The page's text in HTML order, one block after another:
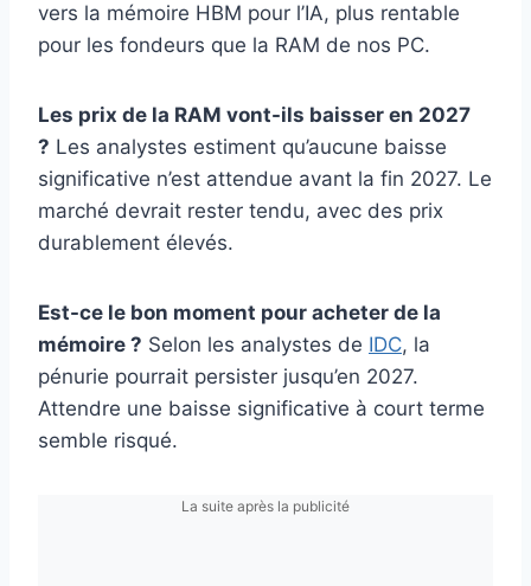
vers la mémoire HBM pour l’IA, plus rentable
pour les fondeurs que la RAM de nos PC.
Les prix de la RAM vont-ils baisser en 2027
? Les analystes estiment qu’aucune baisse
significative n’est attendue avant la fin 2027. Le
marché devrait rester tendu, avec des prix
durablement élevés.
Est-ce le bon moment pour acheter de la
mémoire ? Selon les analystes de IDC, la
pénurie pourrait persister jusqu’en 2027.
Attendre une baisse significative à court terme
semble risqué.
La suite après la publicité